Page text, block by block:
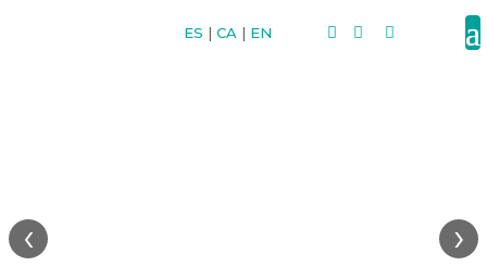
  
ES | CA | EN
‹ ›